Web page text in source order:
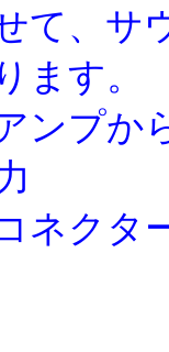
て、サ
ます。
ンプか
ネクタ